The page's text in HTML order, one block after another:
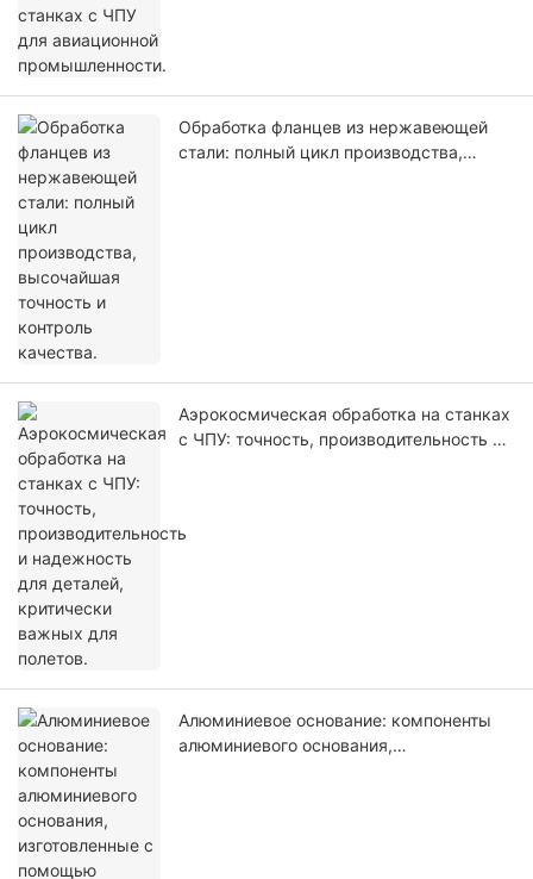
Обработка фланцев из нержавеющей
стали: полный цикл производства,
Аэрокосмическая обработка на станках
с ЧПУ: точность, производительность и
Алюминиевое основание: компоненты
алюминиевого основания,